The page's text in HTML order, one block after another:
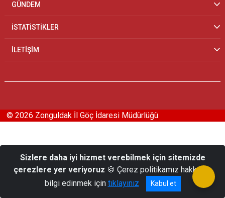
GÜNDEM
İSTATİSTİKLER
İLETİŞİM
© 2026 Zonguldak İl Göç İdaresi Müdürlüğü
Sizlere daha iyi hizmet verebilmek için sitemizde
çerezlere yer veriyoruz 🍪 Çerez politikamız hakkında
bilgi edinmek için tıklayınız Kabul et